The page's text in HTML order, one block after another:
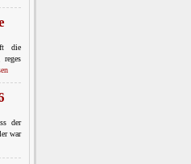
die
reges
der
war